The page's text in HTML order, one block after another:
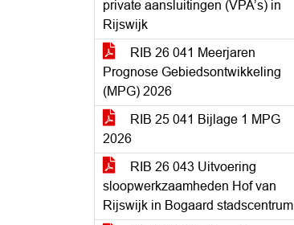
private aansluitingen (VPA’s) in
Rijswijk
RIB 26 041 Meerjaren
Prognose Gebiedsontwikkeling
(MPG) 2026
RIB 25 041 Bijlage 1 MPG
2026
RIB 26 043 Uitvoering
sloopwerkzaamheden Hof van
Rijswijk in Bogaard stadscentrum